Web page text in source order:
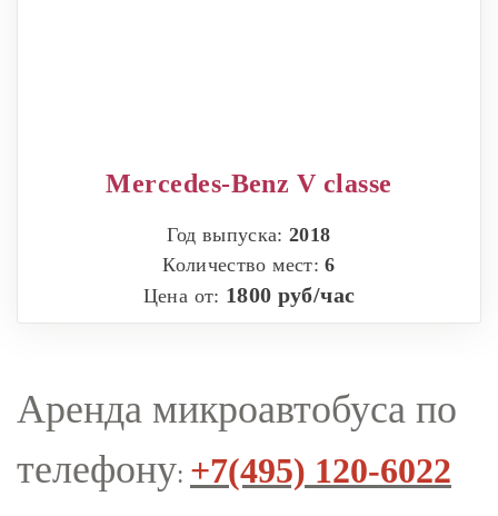
Mercedes-Benz V classe
Год выпуска:2018
Количество мест:6
Цена от: 1800 руб/час
Аренда микроавтобуса по
телефону: +7(495) 120-6022